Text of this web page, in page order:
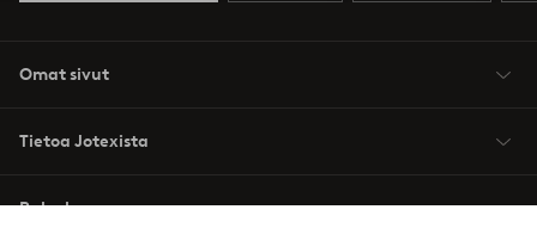
Omat sivut
Tietoa Jotexista
Palvelumme